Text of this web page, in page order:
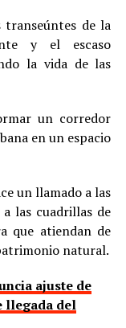
de la
y el escaso
la vida de las
un corredor
en un espacio
un llamado a las
las cuadrillas de
que atiendan de
natural.
ajuste de
llegada del